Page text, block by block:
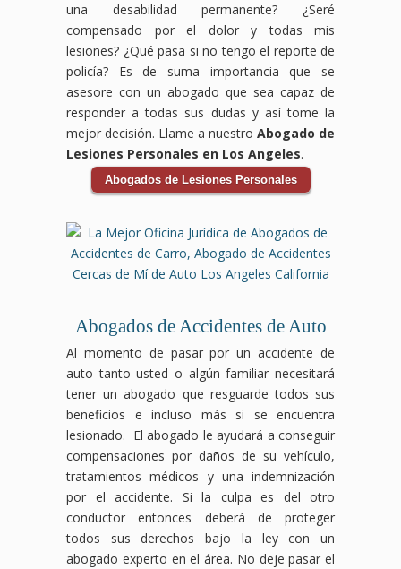
daños
por
tus
lesiones,
gastos
médicos,
pérdida
de
ingresos
y
perjuicio
que
hayas
accidentes
en
centros
comerciales
pueden
ocurrir
condiciones
inseguras,
como
suelos
falta
de
mantenimiento
perdidos,
daños
al
vehículo
y
cualquier
otra
pérdida
relacionada
con
el
accidentes
de
auto
traumáticos
tener
consecuencias
duraderas,
tienes
que
enfrentarlos
solo.
Nuestro
equipo
de
abogados
laboral.
Sabemos
que
enfrentar
accidente
en
el
trabajo
puede
ser
no
tienes
que
Nuestro
de
abogados
especializados
en
laboral
luchará
para
que
tus
derechos
sean
respetados
Lynwood,
Downey,
CA,
estamos
comprometidos
a
ayudarte
a
obtener
la
compensación
para
cubrir
gastos
de
ingresos,
y
otros
daños
ocasionados
el
accidente.
Los
accidentes
bicicleta
pueden
ocurrir
ayudarte
a
obtener
la
compensación
que
mereces
por
tus
lesiones,
gastos
perdidos
y
daños
Los
de
auto
pueden
pero
no
tienes
que
enfrentarlo
solo.
Nuestro
equipo
aquí
para
proteger
tus
derechos
y
ayudarte
a
obtener
el
apoyo
necesitas
para
cubrir
salarios
y
más.
Los
accidentes
pueden
ocurrir
en
cualquier
industria
y a
menudo
dejan
una desabilidad permanente? ¿Seré
compensado por el dolor y todas mis
lesiones? ¿Qué pasa si no tengo el reporte de
policía? Es de suma importancia que se
asesore con un abogado que sea capaz de
responder a todas sus dudas y así tome la
mejor decisión. Llame a nuestro Abogado de
Lesiones Personales en Los Angeles.
Abogados de Lesiones Personales
Abogados de Accidentes de Auto
Al momento de pasar por un accidente de
auto tanto usted o algún familiar necesitará
tener un abogado que resguarde todos sus
beneficios e incluso más si se encuentra
lesionado. El abogado le ayudará a conseguir
compensaciones por daños de su vehículo,
tratamientos médicos y una indemnización
por el accidente. Si la culpa es del otro
conductor entonces deberá de proteger
todos sus derechos bajo la ley con un
abogado experto en el área. No deje pasar el